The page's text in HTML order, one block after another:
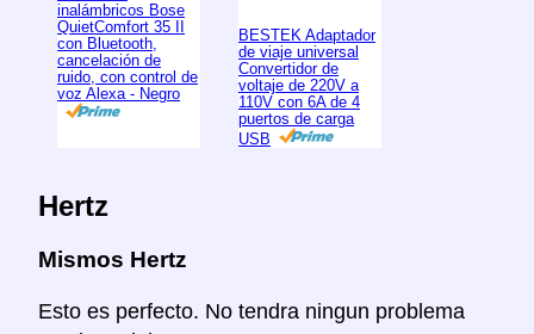
inalámbricos Bose
QuietComfort 35 II
con Bluetooth,
cancelación de
ruido, con control de
voz Alexa - Negro
BESTEK Adaptador
de viaje universal
Convertidor de
voltaje de 220V a
110V con 6A de 4
puertos de carga
USB
Hertz
Mismos Hertz
Esto es perfecto. No tendra ningun problema